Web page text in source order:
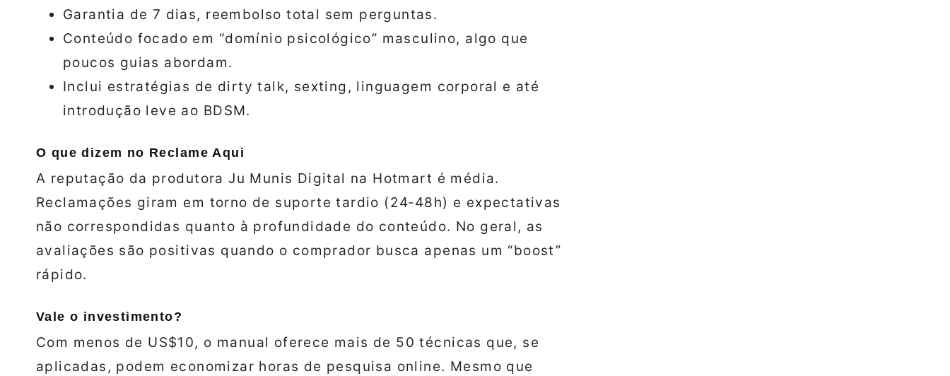
Garantia de 7 dias, reembolso total sem perguntas.
Conteúdo focado em “domínio psicológico” masculino, algo que
poucos guias abordam.
Inclui estratégias de dirty talk, sexting, linguagem corporal e até
introdução leve ao BDSM.
O que dizem no Reclame Aqui
A reputação da produtora Ju Munis Digital na Hotmart é média.
Reclamações giram em torno de suporte tardio (24‑48h) e expectativas
não correspondidas quanto à profundidade do conteúdo. No geral, as
avaliações são positivas quando o comprador busca apenas um “boost”
rápido.
Vale o investimento?
Com menos de US$10, o manual oferece mais de 50 técnicas que, se
aplicadas, podem economizar horas de pesquisa online. Mesmo que